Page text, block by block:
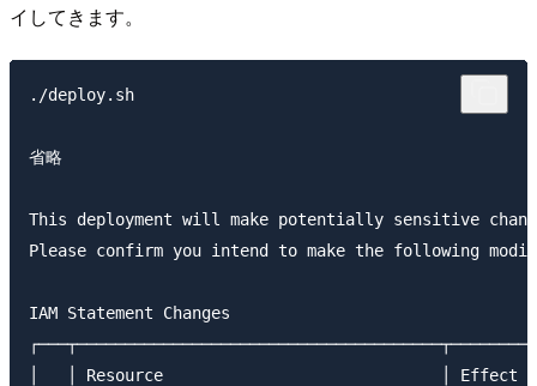
イしてきます。
./deploy.sh
省略
This deployment will make potentially sensitive
Please confirm you intend to make the following
IAM Statement Changes
│   │ Resource                             │